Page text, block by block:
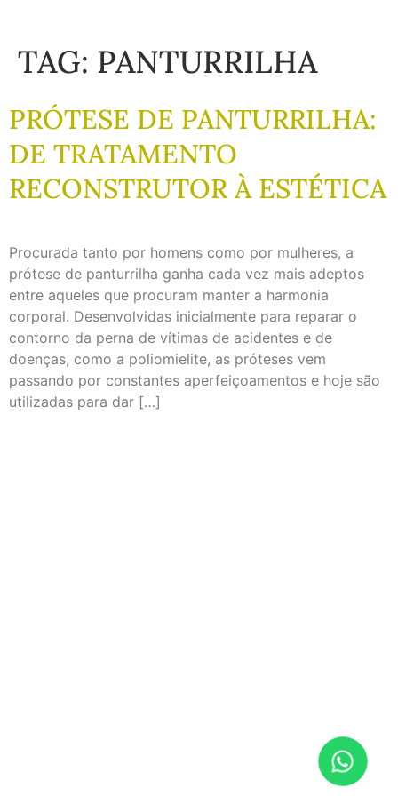
TAG: PANTURRILHA
PRÓTESE DE PANTURRILHA:
DE TRATAMENTO
RECONSTRUTOR À ESTÉTICA
Procurada tanto por homens como por mulheres, a
prótese de panturrilha ganha cada vez mais adeptos
entre aqueles que procuram manter a harmonia
corporal. Desenvolvidas inicialmente para reparar o
contorno da perna de vítimas de acidentes e de
doenças, como a poliomielite, as próteses vem
passando por constantes aperfeiçoamentos e hoje são
utilizadas para dar […]